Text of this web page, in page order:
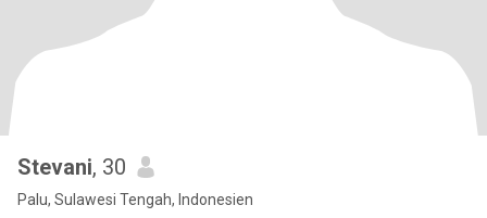
Stevani, 30
Palu, Sulawesi Tengah, Indonesien